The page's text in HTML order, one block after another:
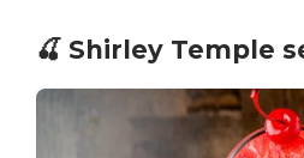
🍒 Shirley Temple